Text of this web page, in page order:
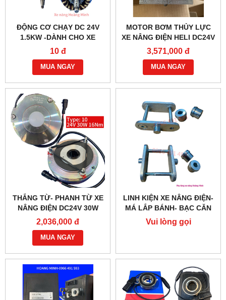
ĐỘNG CƠ CHẠY DC 24V
1.5KW -DÀNH CHO XE
NÂNG ĐIỆN HELI CBD30-
470 BỀN BỈ
10 đ
MUA NGAY
MOTOR BƠM THỦY LỰC
XE NÂNG ĐIỆN HELI DC24V
1.2KW- YC2412
3,571,000 đ
MUA NGAY
THẮNG TỪ- PHANH TỪ XE
NÂNG ĐIỆN DC24V 30W
G218-REB-04-10B
2,036,000 đ
MUA NGAY
LINH KIỆN XE NÂNG ĐIỆN-
MÁ LẮP BÁNH- BẠC CĂN
Vui lòng gọi